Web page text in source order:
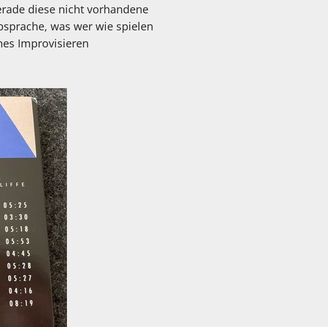
diese nicht vorhandene
was wer wie spielen
Improvisieren